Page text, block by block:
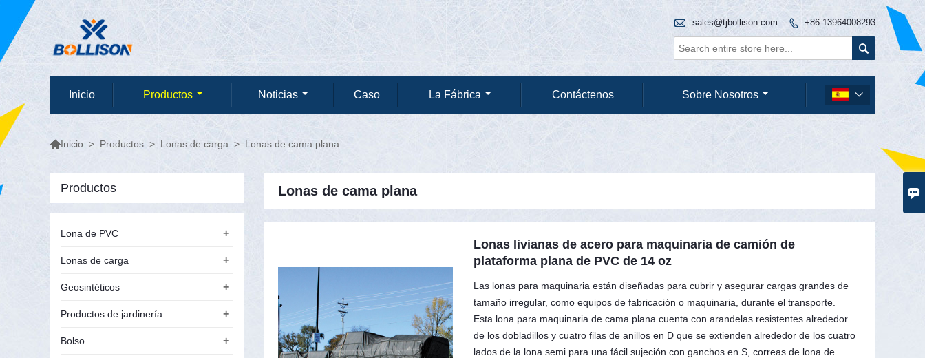

 sales@tjbollison.com  +86-13964008293

Inicio Productos Noticias Caso La Fábrica Contáctenos Sobre Nosotros 
Inicio > Productos > Lonas de carga > Lonas de cama plana
Lonas de cama plana
Lonas livianas de acero para maquinaria de camión de
plataforma plana de PVC de 14 oz
Las lonas para maquinaria están diseñadas para cubrir y asegurar cargas grandes de
tamaño irregular, como equipos de fabricación o maquinaria, durante el transporte.
Esta lona para maquinaria de cama plana cuenta con arandelas resistentes alrededor
de los dobladillos y cuatro filas de anillos en D que se extienden alrededor de los cuatro
lados de la lona semi para una fácil sujeción con ganchos en S, correas de lona de
Productos
+
Lona de PVC
+
Lonas de carga
+
Geosintéticos
+
Productos de jardinería
+
Bolso